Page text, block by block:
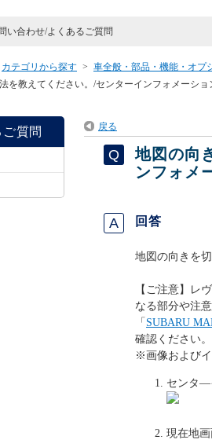
カテゴリから探す > 車全般・部品・機能・オプ
を教えてください。/センターインフォメーシ
質問 戻る
地図の向
ンフォメ
回答
地図の向きを
【ご注意】レ
なる部分や注
「 SUBARU
確認ください。
※画像および
センタ―
現在地